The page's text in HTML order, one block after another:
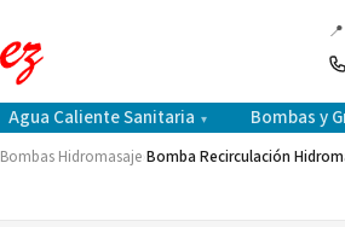
Agua Caliente Sanitaria ▾ Bombas y
Bombas Hidromasaje Bomba Recirculación